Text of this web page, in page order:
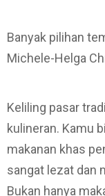
Banyak pilihan
Michele-Helga
Keliling pasar
kulineran. Kamu
makanan khas
sangat lezat dan
Bukan hanya